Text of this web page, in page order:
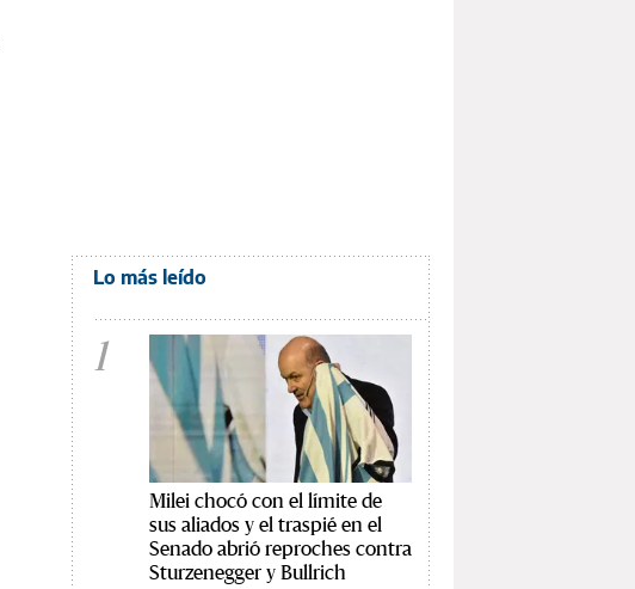
Lo más leído
1
Milei chocó con el límite de
sus aliados y el traspié en el
Senado abrió reproches contra
Sturzenegger y Bullrich